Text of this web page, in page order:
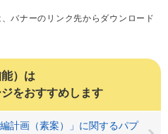
バナーのリンク先からダウンロード
）は
をおすすめします
計画（素案）」に関するパプ